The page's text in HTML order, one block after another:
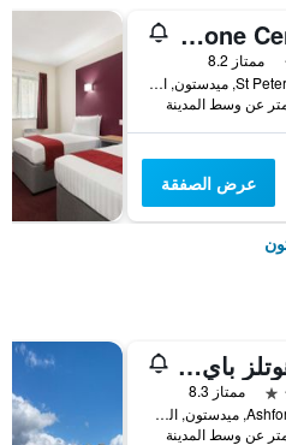
Travelodge Maidstone Central
ممتاز 8.2
St Peters Street, ميدستون, المملكة المتحدة
عرض الصفقة
دلتا هوتلز باي ماريوت تودور بارك كانتري كلوب
ممتاز 8.3
Ashford Road, ميدستون, المملكة المتحدة